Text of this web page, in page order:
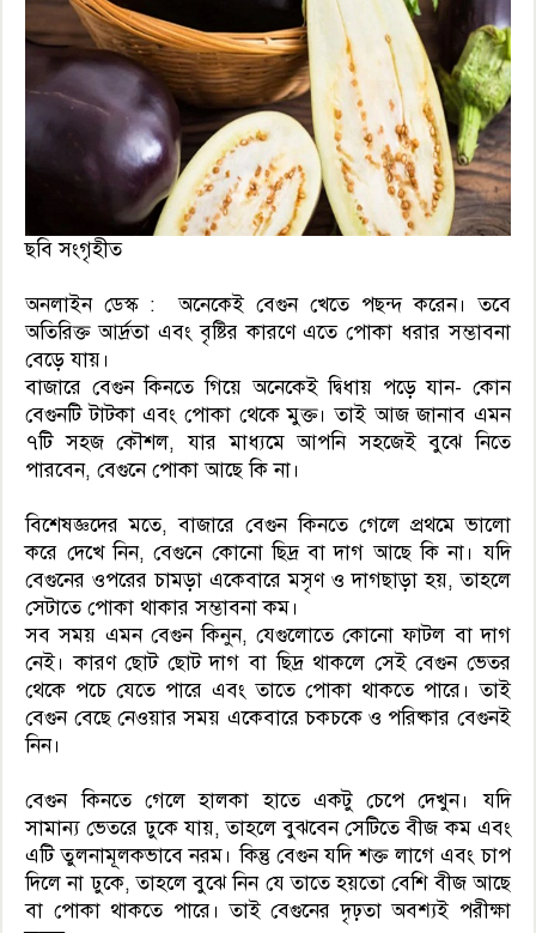
ছবি সংগৃহীত
অনলাইন ডেস্ক : অনেকেই বেগুন খেতে পছন্দ করেন। তবে
অতিরিক্ত আর্দ্রতা এবং বৃষ্টির কারণে এতে পোকা ধরার সম্ভাবনা
বেড়ে যায়।
বাজারে বেগুন কিনতে গিয়ে অনেকেই দ্বিধায় পড়ে যান- কোন
বেগুনটি টাটকা এবং পোকা থেকে মুক্ত। তাই আজ জানাব এমন
৭টি সহজ কৌশল, যার মাধ্যমে আপনি সহজেই বুঝে নিতে
পারবেন, বেগুনে পোকা আছে কি না।
বিশেষজ্ঞদের মতে, বাজারে বেগুন কিনতে গেলে প্রথমে ভালো
করে দেখে নিন, বেগুনে কোনো ছিদ্র বা দাগ আছে কি না। যদি
বেগুনের ওপরের চামড়া একেবারে মসৃণ ও দাগছাড়া হয়, তাহলে
সেটাতে পোকা থাকার সম্ভাবনা কম।
সব সময় এমন বেগুন কিনুন, যেগুলোতে কোনো ফাটল বা দাগ
নেই। কারণ ছোট ছোট দাগ বা ছিদ্র থাকলে সেই বেগুন ভেতর
থেকে পচে যেতে পারে এবং তাতে পোকা থাকতে পারে। তাই
বেগুন বেছে নেওয়ার সময় একেবারে চকচকে ও পরিষ্কার বেগুনই
নিন।
বেগুন কিনতে গেলে হালকা হাতে একটু চেপে দেখুন। যদি
সামান্য ভেতরে ঢুকে যায়, তাহলে বুঝবেন সেটিতে বীজ কম এবং
এটি তুলনামূলকভাবে নরম। কিন্তু বেগুন যদি শক্ত লাগে এবং চাপ
দিলে না ঢুকে, তাহলে বুঝে নিন যে তাতে হয়তো বেশি বীজ আছে
বা পোকা থাকতে পারে। তাই বেগুনের দৃঢ়তা অবশ্যই পরীক্ষা